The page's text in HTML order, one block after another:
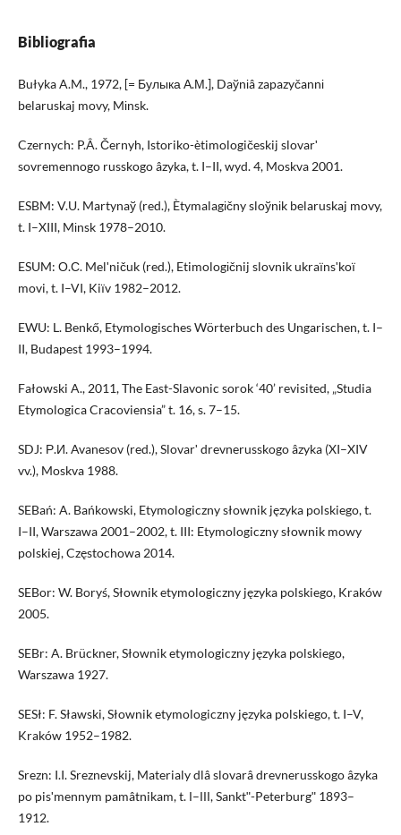
Bibliografia
Bułyka A.M., 1972, [= Булыка А.М.], Daўnіâ zapazyčannі
belaruskaj movy, Mіnsk.
Czernych: P.Â. Černyh, Istoriko-ètimologičeskij slovarʹ
sovremennogo russkogo âzyka, t. I–II, wyd. 4, Moskva 2001.
ESBM: V.U. Martynaў (red.), Ètymalagіčny sloўnіk belaruskaj movy,
t. I–XIII, Mіnsk 1978–2010.
ESUM: О.С. Melʹničuk (red.), Etimologіčnij slovnik ukraїnsʹkoї
movi, t. I–VI, Kiїv 1982–2012.
EWU: L. Benkő, Etymologisches Wörterbuch des Ungarischen, t. I–
II, Budapest 1993–1994.
Fałowski A., 2011, The East-Slavonic sorok ‘40’ revisited, „Studia
Etymologica Cracoviensia” t. 16, s. 7–15.
SDJ: Р.И. Avanesov (red.), Slovarʹ drevnerusskogo âzyka (XI–XIV
vv.), Moskva 1988.
SEBań: A. Bańkowski, Etymologiczny słownik języka polskiego, t.
I–II, Warszawa 2001–2002, t. III: Etymologiczny słownik mowy
polskiej, Częstochowa 2014.
SEBor: W. Boryś, Słownik etymologiczny języka polskiego, Kraków
2005.
SEBr: A. Brückner, Słownik etymologiczny języka polskiego,
Warszawa 1927.
SESł: F. Sławski, Słownik etymologiczny języka polskiego, t. I–V,
Kraków 1952–1982.
Srezn: I.I. Sreznevskij, Materialy dlâ slovarâ drevnerusskogo âzyka
po pisʹmennym pamâtnikam, t. І–ІІІ, Sanktʺ-Peterburgʺ 1893–
1912.